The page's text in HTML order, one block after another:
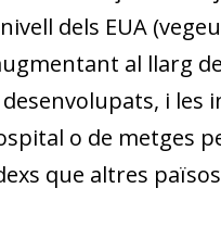
dels EUA
al llarg
i les
o de metges
que altres